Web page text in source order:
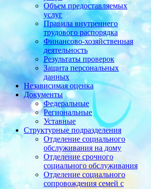
Объем предоставляемых
услуг
Правила внутреннего
трудового распорядка
Финансово-хозяйственная
деятельность
Результаты проверок
Защита персональных
данных
Независимая оценка
Документы
Федеральные
Региональные
Уставные
Структурные подразделения
Отделение социального
обслуживания на дому
Отделение срочного
социального обслуживания
Отделение социального
сопровождения семей с